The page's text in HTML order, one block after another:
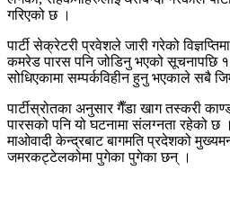
गरिएको छ ।
पार्टी सेक्रेटरी प्रवेशले जारी गरेको
कमरेड पारस पनि जोडिनु भएको सूचनापछि
सोधिएकामा सम्पर्कविहीन हुनु भएकाले सबै
पार्टीस्रोतका अनुसार गैँडा खाग तस्करी
पारसको पनि यो घटनामा संलग्नता रहेको छ
माओवादी केन्द्रबाट बागमति प्रदेशको
जमरकट्टेलकोमा पुगेका पुगेका छन् ।